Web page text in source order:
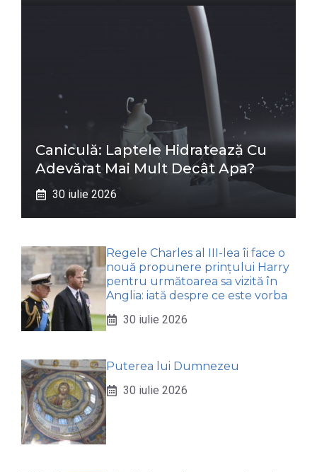
Caniculă: Laptele Hidratează Cu
Adevărat Mai Mult Decât Apa?
30 iulie 2026
Regele Charles al III-lea îi face o
nouă propunere prințului Harry
pentru următoarea sa vizită în
Anglia: iată despre ce este vorba
30 iulie 2026
Puterea lui Dumnezeu
30 iulie 2026